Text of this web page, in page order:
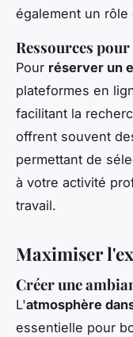
également un rôle
Ressources
Pour réserver un
plateformes en
facilitant la
offrent souvent
permettant de
à votre activité
travail.
Maximiser
Créer une
L'atmosphère
essentielle pour